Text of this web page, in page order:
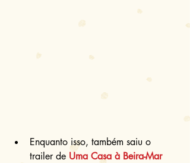
Enquanto isso, também saiu o
trailer de Uma Casa à Beira-Mar